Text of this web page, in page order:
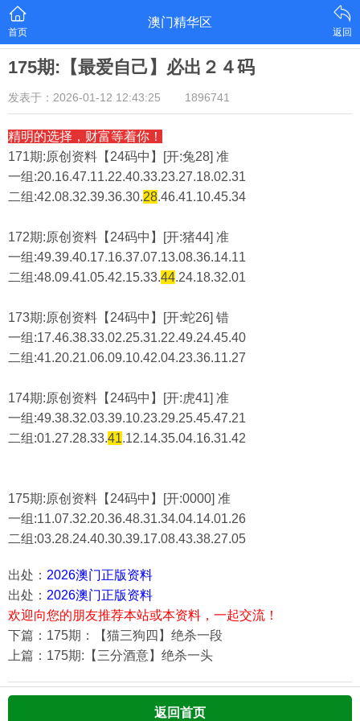
首页
澳门精华区
返回
175期:【最爱自己】必出２４码
发表于：2026-01-12 12:43:25 1896741
精明的选择，财富等着你！
171期:原创资料【24码中】[开:兔28] 准
一组:20.16.47.11.22.40.33.23.27.18.02.31
二组:42.08.32.39.36.30.28.46.41.10.45.34
172期:原创资料【24码中】[开:猪44] 准
一组:49.39.40.17.16.37.07.13.08.36.14.11
二组:48.09.41.05.42.15.33.44.24.18.32.01
173期:原创资料【24码中】[开:蛇26] 错
一组:17.46.38.33.02.25.31.22.49.24.45.40
二组:41.20.21.06.09.10.42.04.23.36.11.27
174期:原创资料【24码中】[开:虎41] 准
一组:49.38.32.03.39.10.23.29.25.45.47.21
二组:01.27.28.33.41.12.14.35.04.16.31.42
175期:原创资料【24码中】[开:0000] 准
一组:11.07.32.20.36.48.31.34.04.14.01.26
二组:03.28.24.40.30.39.17.08.43.38.27.05
出处： 2026澳门正版资料
出处： 2026澳门正版资料
欢迎向您的朋友推荐本站或本资料，一起交流！
下篇：175期：【猫三狗四】绝杀一段
上篇：175期:【三分酒意】绝杀一头
返回首页